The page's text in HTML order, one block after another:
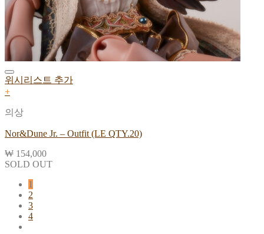
위시리스트 추가
+
의상
Nor&Dune Jr. – Outfit (LE QTY.20)
₩ 154,000
SOLD OUT
1
2
3
4